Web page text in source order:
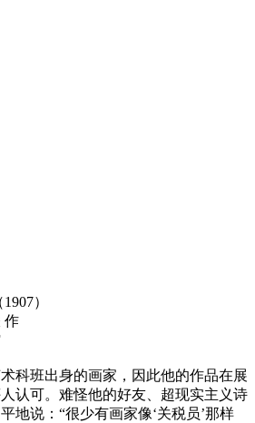
）
作
科班出身的画家，因此他的作品在展
认可。难怪他的好友、超现实主义诗
地说：“很少有画家像‘关税员’那样